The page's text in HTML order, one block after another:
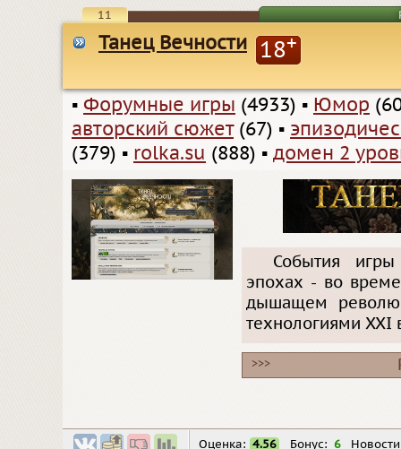
11
Танец Вечности 18+
▪ Форумные игры (4933) ▪ Юмор
авторский сюжет(67) ▪
(379) ▪ rolka.su (888) ▪ домен 2
События
эпохах - во
дышащем
технологиями
>>>
Оценка: 4.56 Бонус: 6